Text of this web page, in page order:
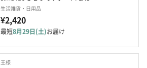
生活雑貨・日用品
¥2,420
最短8月29日(土)お届け
王様